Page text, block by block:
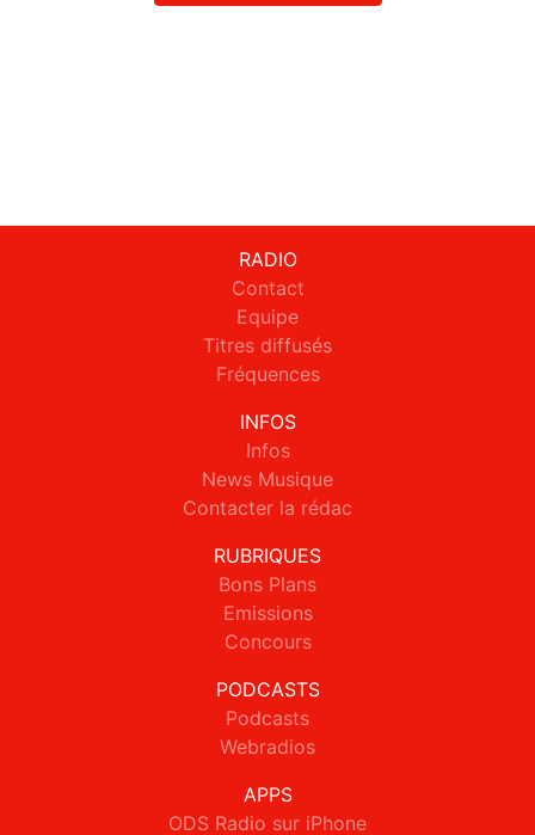
RADIO
Contact
Equipe
Titres diffusés
Fréquences
INFOS
Infos
News Musique
Contacter la rédac
RUBRIQUES
Bons Plans
Emissions
Concours
PODCASTS
Podcasts
Webradios
APPS
ODS Radio sur iPhone